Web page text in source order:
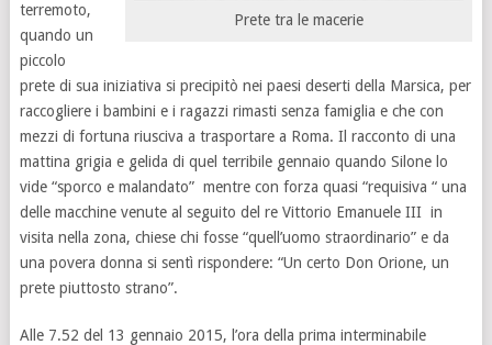
Prete tra le macerie
terremoto,
quando un
piccolo
prete di sua iniziativa si precipitò nei paesi deserti della Marsica, per
raccogliere i bambini e i ragazzi rimasti senza famiglia e che con
mezzi di fortuna riusciva a trasportare a Roma. Il racconto di una
mattina grigia e gelida di quel terribile gennaio quando Silone lo
vide “sporco e malandato” mentre con forza quasi “requisiva “ una
delle macchine venute al seguito del re Vittorio Emanuele III in
visita nella zona, chiese chi fosse “quell’uomo straordinario” e da
una povera donna si sentì rispondere: “Un certo Don Orione, un
prete piuttosto strano”.
Alle 7.52 del 13 gennaio 2015, l’ora della prima interminabile